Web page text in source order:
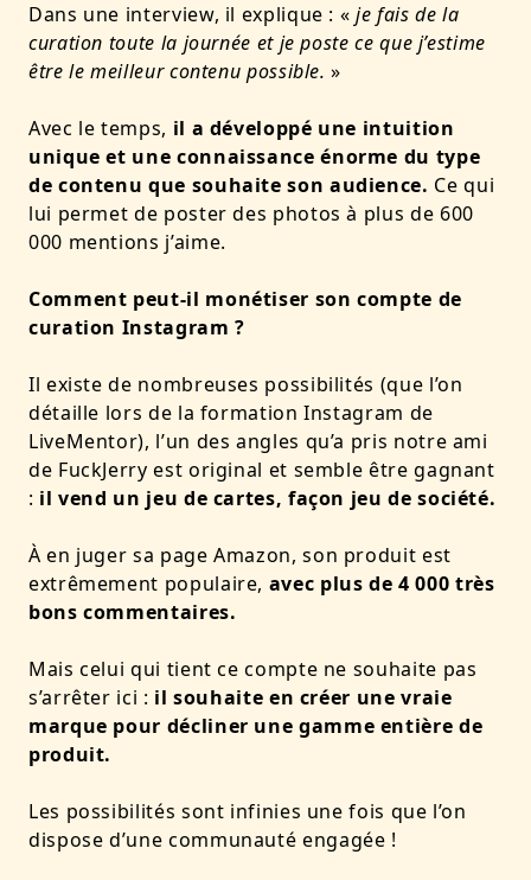
Dans une interview, il explique : «je fais de la
curation toute la journée et je poste ce que j’estime
être le meilleur contenu possible. »
Avec le temps, il a développé une intuition
unique et une connaissance énorme du type
de contenu que souhaite son audience. Ce qui
lui permet de poster des photos à plus de 600
000 mentions j’aime.
Comment peut-il monétiser son compte de
curation Instagram ?
Il existe de nombreuses possibilités (que l’on
détaille lors de la formation Instagram de
LiveMentor), l’un des angles qu’a pris notre ami
de FuckJerry est original et semble être gagnant
: il vend un jeu de cartes, façon jeu de société.
À en juger sa page Amazon, son produit est
extrêmement populaire, avec plus de 4 000 très
bons commentaires.
Mais celui qui tient ce compte ne souhaite pas
s’arrêter ici : il souhaite en créer une vraie
marque pour décliner une gamme entière de
produit.
Les possibilités sont infinies une fois que l’on
dispose d’une communauté engagée !